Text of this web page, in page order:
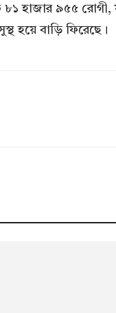
৮১ হাজার ৯৫৫ রোগী,
হয়ে বাড়ি ফিরেছে।